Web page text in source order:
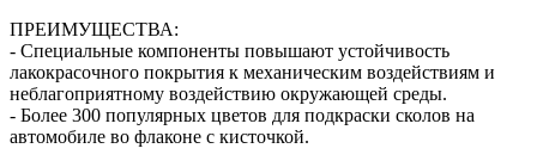
ПРЕИМУЩЕСТВА:
- Специальные компоненты повышают устойчивость
лакокрасочного покрытия к механическим воздействиям и
неблагоприятному воздействию окружающей среды.
- Более 300 популярных цветов для подкраски сколов на
автомобиле во флаконе с кисточкой.